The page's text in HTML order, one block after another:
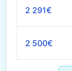
2 291€
2 500€